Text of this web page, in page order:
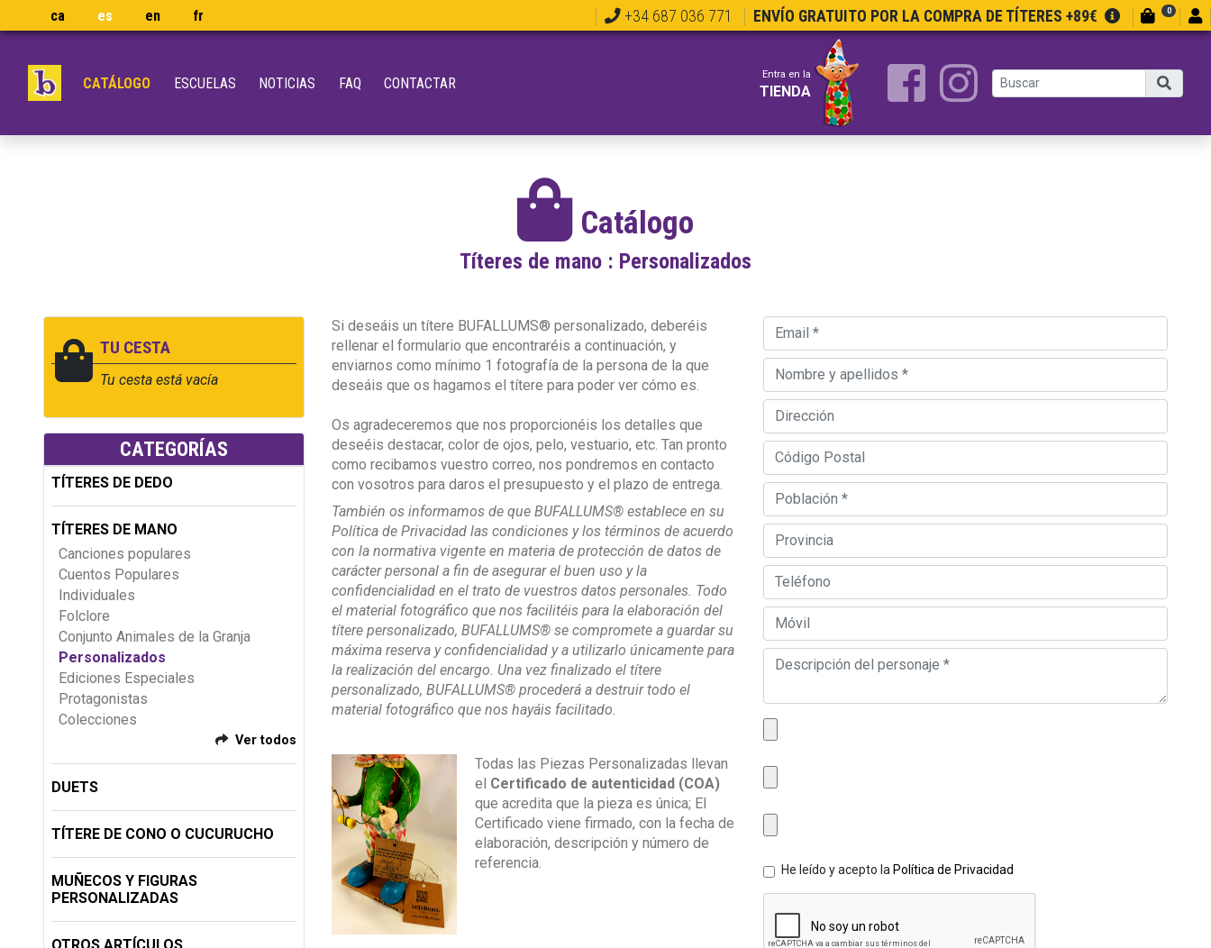
ca es en fr +34 687 036 771 ENVÍO GRATUITO POR LA COMPRA DE TÍTERES +89€ 0
CATÁLOGO ESCUELAS NOTICIAS FAQ CONTACTAR Entra en la
TIENDA
Catálogo
Títeres de mano : Personalizados
TU CESTA
Tu cesta está vacía
CATEGORÍAS
TÍTERES DE DEDO
TÍTERES DE MANO
Canciones populares
Cuentos Populares
Individuales
Folclore
Conjunto Animales de la Granja
Personalizados
Ediciones Especiales
Protagonistas
Colecciones
Ver todos
DUETS
TÍTERE DE CONO O CUCURUCHO
MUÑECOS Y FIGURAS
PERSONALIZADAS
Si deseáis un títere BUFALLUMS® personalizado, deberéis
rellenar el formulario que encontraréis a continuación, y
enviarnos como mínimo 1 fotografía de la persona de la que
deseáis que os hagamos el títere para poder ver cómo es.
Os agradeceremos que nos proporcionéis los detalles que
deseéis destacar, color de ojos, pelo, vestuario, etc. Tan pronto
como recibamos vuestro correo, nos pondremos en contacto
con vosotros para daros el presupuesto y el plazo de entrega.
También os informamos de que BUFALLUMS® establece en su
Política de Privacidad las condiciones y los términos de acuerdo
con la normativa vigente en materia de protección de datos de
carácter personal a fin de asegurar el buen uso y la
confidencialidad en el trato de vuestros datos personales. Todo
el material fotográfico que nos facilitéis para la elaboración del
títere personalizado, BUFALLUMS® se compromete a guardar su
máxima reserva y confidencialidad y a utilizarlo únicamente para
la realización del encargo. Una vez finalizado el títere
personalizado, BUFALLUMS® procederá a destruir todo el
material fotográfico que nos hayáis facilitado.
Todas las Piezas Personalizadas llevan
el Certificado de autenticidad (COA)
que acredita que la pieza es única; El
Certificado viene firmado, con la fecha de
elaboración, descripción y número de
referencia.
He leído y acepto la Política de Privacidad